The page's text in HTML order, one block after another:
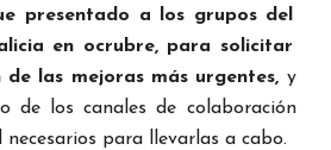
presentado a os grupos d el
en ocrubre,para solicitar
de las mejoras más urgentes, y
de los canales de colaboración
os para llevarlas a cabo.